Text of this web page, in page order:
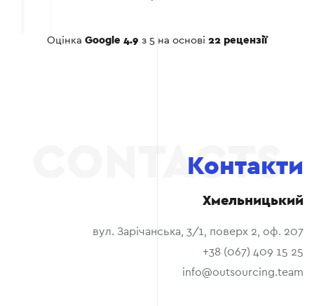
Оцінка Google 4.9 з 5 на основі 22 рецензії
Контакти
Хмельницький
вул. Зарічанська, 3/1, поверх 2, оф. 207
+38 (067) 409 15 25
info@outsourcing.team